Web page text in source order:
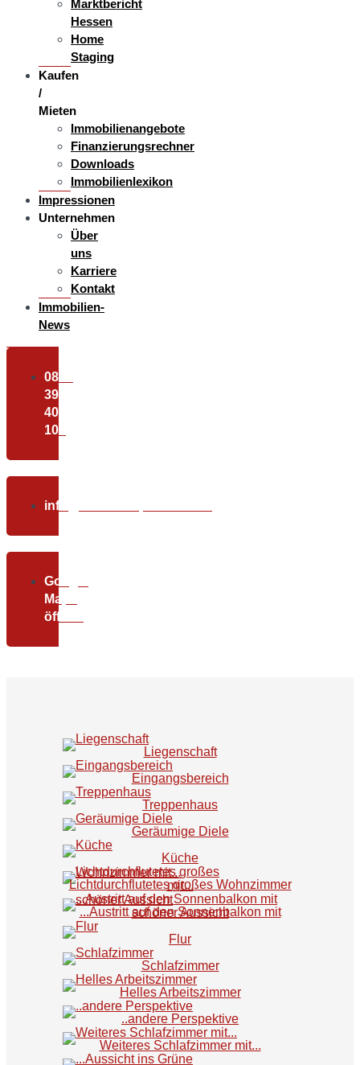
Marktbericht
Hessen
Home
Staging
Kaufen
/
Mieten
Immobilienangebote
Finanzierungsrechner
Downloads
Immobilienlexikon
Impressionen
Unternehmen
Über
uns
Karriere
Kontakt
Immobilien-
News
0800
39
40
100
info@christundpartner.com
Google
Maps
öffnen
Liegenschaft
Eingangsbereich
Treppenhaus
Geräumige Diele
Küche
Lichtdurchflutetes großes Wohnzimmer mit...
...Austritt auf den Sonnenbalkon mit schöner Aussicht
Flur
Schlafzimmer
Helles Arbeitszimmer
..andere Perspektive
Weiteres Schlafzimmer mit...